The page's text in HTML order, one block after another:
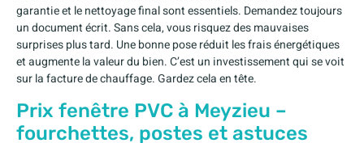
garantie et le nettoyage final sont essentiels. Demandez toujours
un document écrit. Sans cela, vous risquez des mauvaises
surprises plus tard. Une bonne pose réduit les frais énergétiques
et augmente la valeur du bien. C’est un investissement qui se voit
sur la facture de chauffage. Gardez cela en tête.
Prix fenêtre PVC à Meyzieu –
fourchettes, postes et astuces